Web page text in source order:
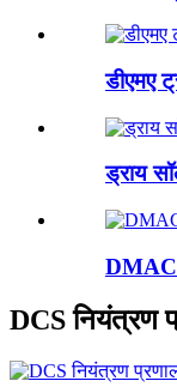
डीएमए
ड्राय
DMAC
DCS नियंत्रण